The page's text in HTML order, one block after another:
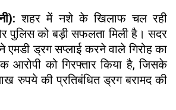
शहर में नशे के खिलाफ चल रही
पुलिस को बड़ी सफलता मिली है। सदर
एमडी ड्रग सप्लाई करने वाले गिरोह का
आरोपी को गिरफ्तार किया है, जिसके
रुपये की प्रतिबंधित ड्रग बरामद की